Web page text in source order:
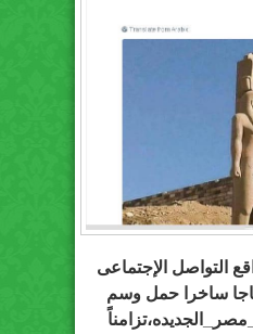
التواصل الإجتماعى
ساخرا حمل وسم